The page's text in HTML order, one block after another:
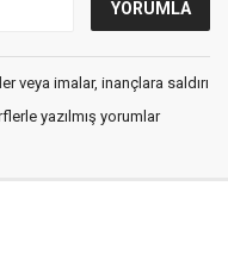
veya imalar, inançlara saldırı
yazılmış yorumlar